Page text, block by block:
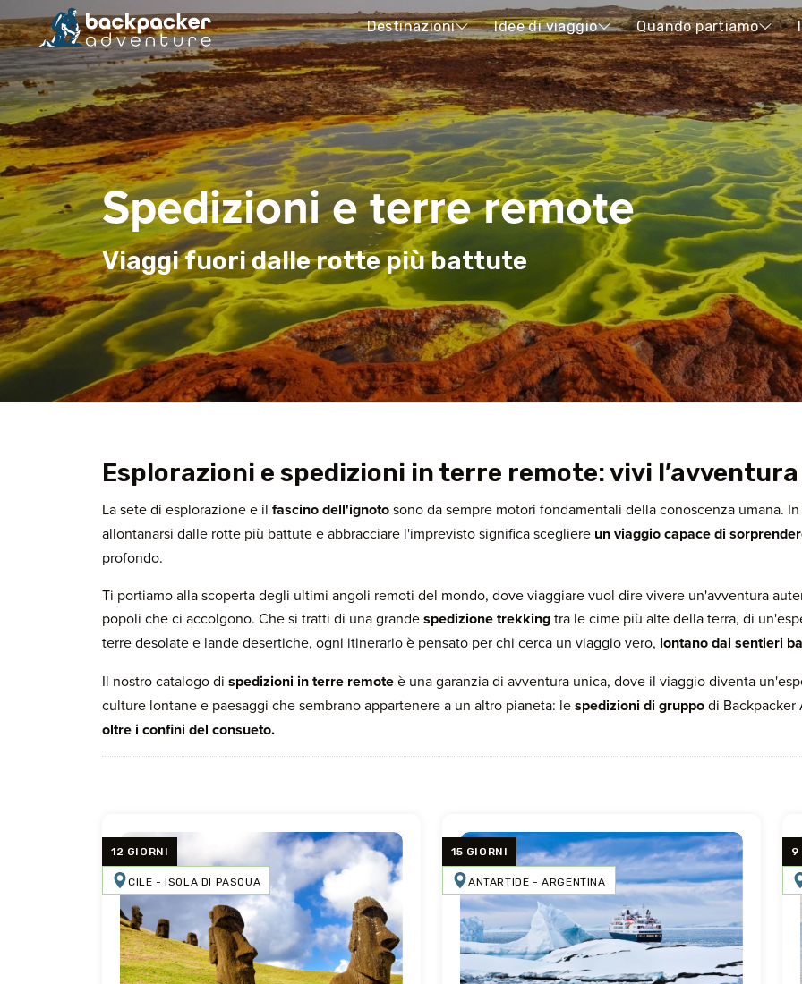
Destinazioni Idee di viaggio Quando partiamo
Spedizioni e terre remote
Viaggi fuori dalle rotte più battute
Esplorazioni e spedizioni in terre remote: vivi
La sete di esplorazione e il fascino dell'ignotosono da sempre motori fondamentali della conoscenza umana.
allontanarsi dalle rotte più battute e abbracciare l'imprevisto significa scegliere un viaggio capace di
profondo.
Ti portiamo alla scoperta degli ultimi angoli remoti del mondo, dove viaggiare vuol dire vivere un'avventura
popoli che ci accolgono. Che si tratti di una grandespedizione trekkingtra le cime più alte della terra, di
terre desolate e lande desertiche, ogni itinerario è pensato per chi cerca un viaggio vero, lontano dai sentieri
Il nostro catalogo di spedizioni in terre remoteè una garanzia di avventura unica, dove il viaggio diventa
culture lontane e paesaggi che sembrano appartenere a un altro pianeta: lespedizioni di gruppodi
oltre i confini del consueto.
12 GIORNI
CILE - ISOLA DI PASQUA
15 GIORNI
ANTARTIDE - ARGENTINA
9